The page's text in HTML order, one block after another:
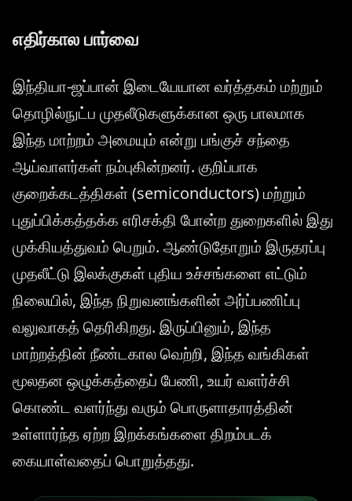
எதிர்கால பார்வை
இந்தியா-ஜப்பான் இடையேயான வர்த்தகம் மற்றும்
தொழில்நுட்ப முதலீடுகளுக்கான ஒரு பாலமாக
இந்த மாற்றம் அமையும் என்று பங்குச் சந்தை
ஆய்வாளர்கள் நம்புகின்றனர். குறிப்பாக
குறைக்கடத்திகள் (semiconductors) மற்றும்
புதுப்பிக்கத்தக்க எரிசக்தி போன்ற துறைகளில் இது
முக்கியத்துவம் பெறும். ஆண்டுதோறும் இருதரப்பு
முதலீட்டு இலக்குகள் புதிய உச்சங்களை எட்டும்
நிலையில், இந்த நிறுவனங்களின் அர்ப்பணிப்பு
வலுவாகத் தெரிகிறது. இருப்பினும், இந்த
மாற்றத்தின் நீண்டகால வெற்றி, இந்த வங்கிகள்
மூலதன ஒழுக்கத்தைப் பேணி, உயர் வளர்ச்சி
கொண்ட வளர்ந்து வரும் பொருளாதாரத்தின்
உள்ளார்ந்த ஏற்ற இறக்கங்களை திறம்படக்
கையாள்வதைப் பொறுத்தது.